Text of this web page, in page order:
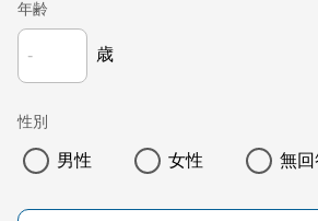
年齢
歳
性別
男性 女性 無回